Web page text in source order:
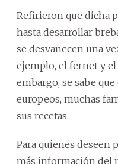
Refirieron que dicha
hasta desarrollar
se desvanecen una
ejemplo, el fernet y
embargo, se sabe
europeos, muchas
sus recetas.
Para quienes deseen
más información del